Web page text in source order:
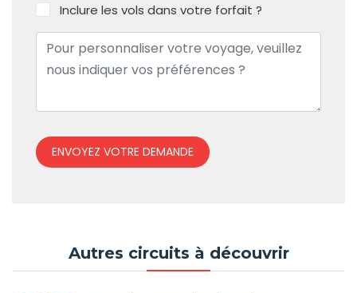
Inclure les vols dans votre forfait ?
ENVOYEZ VOTRE DEMANDE
Autres circuits à découvrir